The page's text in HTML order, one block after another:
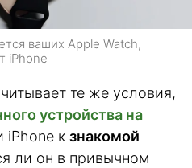
ваших Apple Watch,
iPhone
те же условия,
устройства на
iPhone к знакомой
ли он в привычном